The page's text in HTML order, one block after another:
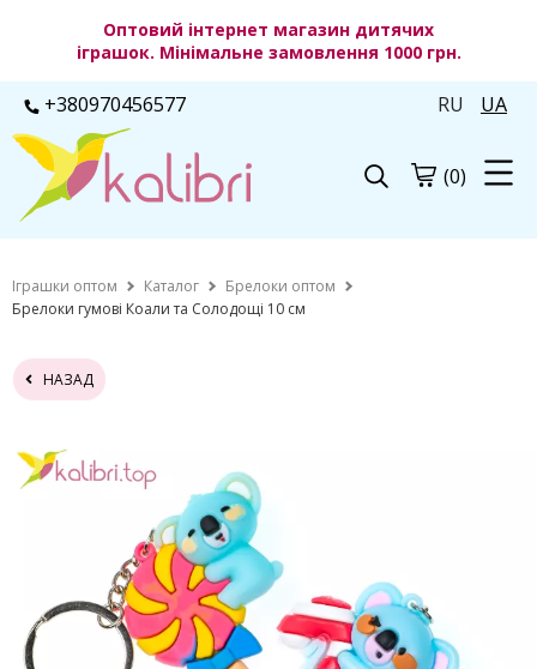
Оптовий інтернет магазин дитячих
іграшок. Мінімальне замовлення 1000 грн.
+380970456577 RU UA
(0)
Іграшки оптом Каталог
Брелоки оптом
Брелоки гумові Коали та Солодощі 10 см
НАЗАД